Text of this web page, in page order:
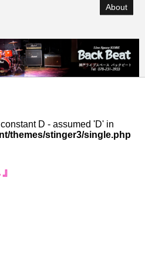
About
D - assumed 'D' in
themes/stinger3/single.php